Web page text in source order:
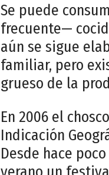
Se puede
frecuente—
aún se sigue
familiar, pero
grueso de la
En 2006 el
Indicación
Desde hace